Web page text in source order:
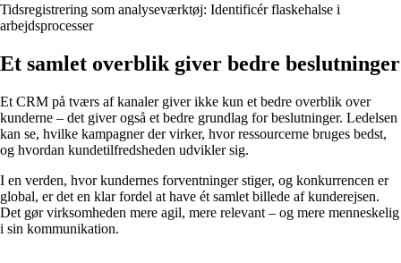
Tidsregistrering som analyseværktøj: Identificér flaskehalse i
arbejdsprocesser
Et samlet overblik giver bedre beslutninger
Et CRM på tværs af kanaler giver ikke kun et bedre overblik over
kunderne – det giver også et bedre grundlag for beslutninger. Ledelsen
kan se, hvilke kampagner der virker, hvor ressourcerne bruges bedst,
og hvordan kundetilfredsheden udvikler sig.
I en verden, hvor kundernes forventninger stiger, og konkurrencen er
global, er det en klar fordel at have ét samlet billede af kunderejsen.
Det gør virksomheden mere agil, mere relevant – og mere menneskelig
i sin kommunikation.